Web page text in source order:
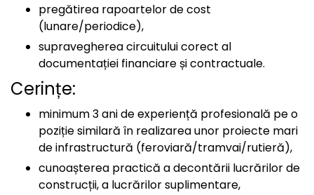
pregătirea rapoartelor de cost
(lunare/periodice),
supravegherea circuitului corect al
documentației financiare și contractuale.
Cerințe:
minimum 3 ani de experiență profesională pe o
poziție similară în realizarea unor proiecte mari
de infrastructură (feroviară/tramvai/rutieră),
cunoașterea practică a decontării lucrărilor de
construcții, a lucrărilor suplimentare,